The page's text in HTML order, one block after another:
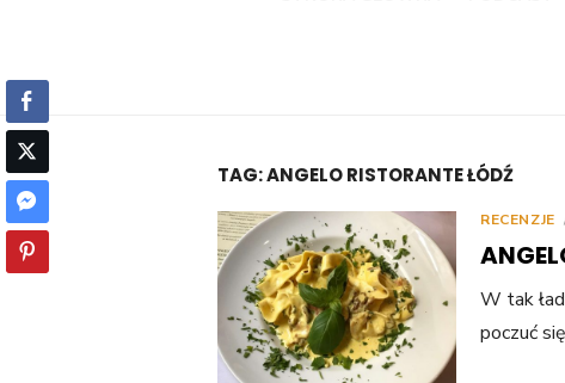
TAG:ANGELO RISTORANTE ŁÓDŹ
RECENZJE
W tak
poczuć